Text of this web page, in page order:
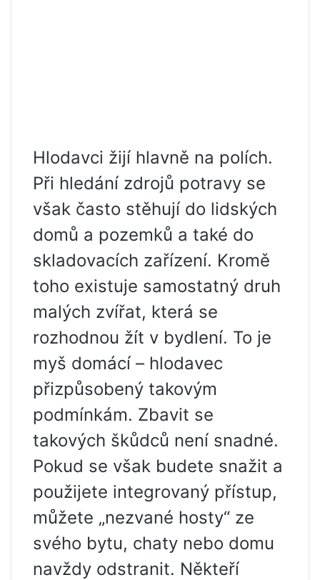
Hlodavci žijí hlavně na polích.
Při hledání zdrojů potravy se
však často stěhují do lidských
domů a pozemků a také do
skladovacích zařízení. Kromě
toho existuje samostatný druh
malých zvířat, která se
rozhodnou žít v bydlení. To je
myš domácí – hlodavec
přizpůsobený takovým
podmínkám. Zbavit se
takových škůdců není snadné.
Pokud se však budete snažit a
použijete integrovaný přístup,
můžete „nezvané hosty“ ze
svého bytu, chaty nebo domu
navždy odstranit. Někteří